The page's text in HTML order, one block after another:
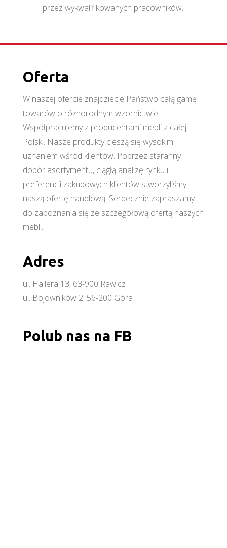
przez wykwalifikowanych pracowników.
Oferta
W naszej ofercie znajdziecie Państwo całą gamę
towarów o różnorodnym wzornictwie.
Współpracujemy z producentami mebli z całej
Polski. Nasze produkty cieszą się wysokim
uznaniem wśród klientów. Poprzez staranny
dobór asortymentu, ciągłą analizę rynku i
preferencji zakupowych klientów stworzyliśmy
naszą ofertę handlową. Serdecznie zapraszamy
do zapoznania się ze szczegółową ofertą naszych
mebli.
Adres
ul. Hallera 13, 63-900 Rawicz
ul. Bojowników 2, 56-200 Góra
Polub nas na FB